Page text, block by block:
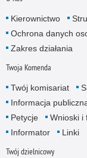
Kierownictwo
Ochrona danych
Zakres działania
Twoja Komenda
Twój komisariat
Informacja
Petycje
Wnioski i
Informator
Linki
Twój dzielnicowy